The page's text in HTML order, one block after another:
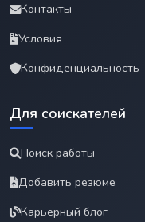
Контакты
Условия
Конфиденциальность
Для соискателей
Поиск работы
Добавить резюме
Карьерный блог